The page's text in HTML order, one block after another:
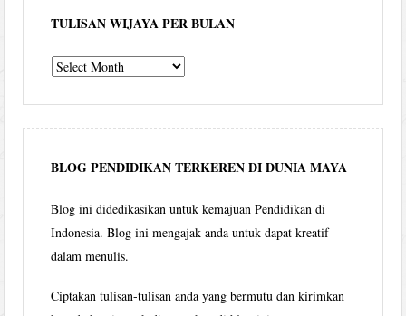
TULISAN WIJAYA PER BULAN
Tulisan
per
bulan
BLOG PENDIDIKAN TERKEREN DI DUNIA MAYA
Blog ini didedikasikan untuk kemajuan Pendidikan di
Indonesia. Blog ini mengajak anda untuk dapat kreatif
dalam menulis.
Ciptakan tulisan-tulisan anda yang bermutu dan kirimkan